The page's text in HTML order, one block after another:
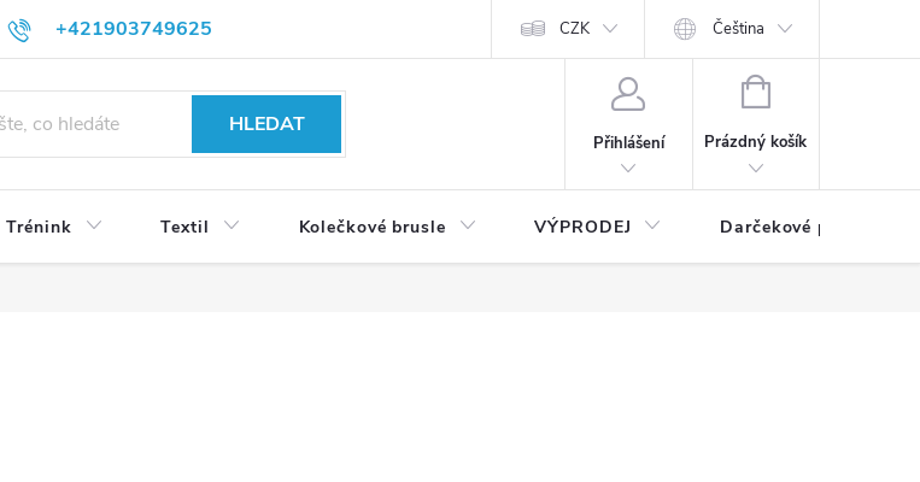
+421903749625 CZK Čeština
HLEDAT
Přihlášení
NÁKUPNÍ
Prázdný košík
Trénink Textil Kolečkové brusle VÝPRODEJ Darčekové poukážky